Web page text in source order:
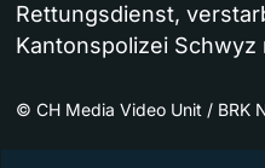
Rettungsdienst,
Kantonspolizei
© CH Media Video Unit / BRK